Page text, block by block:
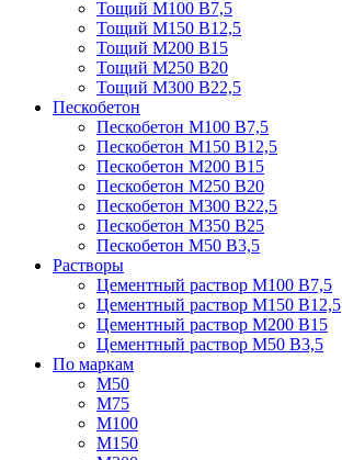
Тощий М100 В7,5
Тощий М150 В12,5
Тощий М200 В15
Тощий М250 В20
Тощий М300 В22,5
Пескобетон
Пескобетон М100 В7,5
Пескобетон М150 В12,5
Пескобетон М200 В15
Пескобетон М250 В20
Пескобетон М300 В22,5
Пескобетон М350 В25
Пескобетон М50 В3,5
Растворы
Цементный раствор М100 В7,5
Цементный раствор М150 В12,5
Цементный раствор М200 В15
Цементный раствор М50 В3,5
По маркам
М50
М75
М100
М150